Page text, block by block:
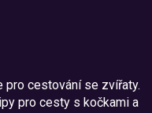
pro cestování se zvířaty.
pro cesty s kočkami a